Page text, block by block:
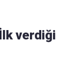
verdiği